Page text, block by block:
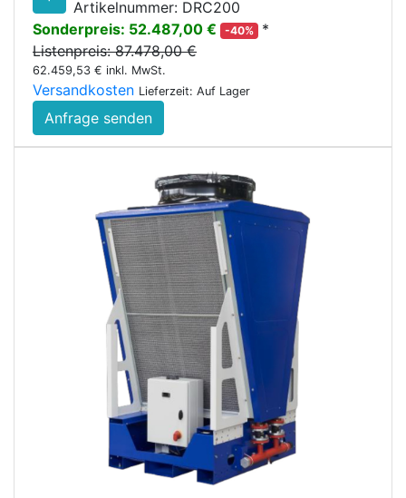
Artikelnummer: DRC200
Sonderpreis: 52.487,00 €
-40%
*
Listenpreis: 87.478,00 €
62.459,53 € inkl. MwSt.
Versandkosten Lieferzeit: Auf Lager
Anfrage senden